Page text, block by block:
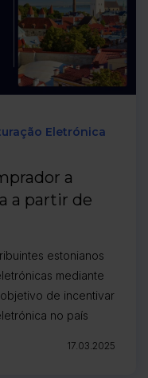
Eletrónica
a
a partir de
estonianos
mediante
de incentivar
no país
17.03.2025